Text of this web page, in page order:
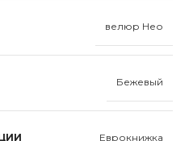
велюр Нео
Бежевый
Еврокнижка